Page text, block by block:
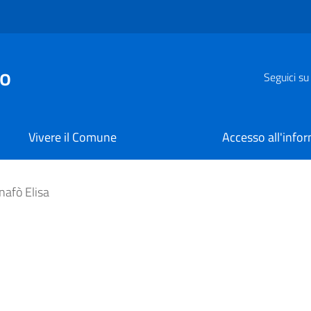
Seguici su
Vivere il Comune Accesso
Elisa